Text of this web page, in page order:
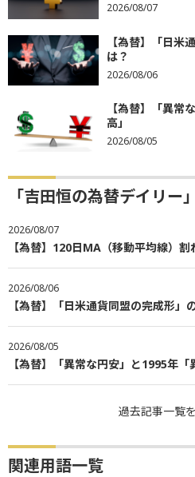
2026/08/07
【為替】「日米
は？
2026/08/06
【為替】「異常
高」
2026/08/05
「吉田恒の為替デイリー
2026/08/07
【為替】120日MA（移動平均線）
2026/08/06
【為替】「日米通貨同盟の完成形」
2026/08/05
【為替】「異常な円安」と1995年「
過去記事一覧
関連用語一覧